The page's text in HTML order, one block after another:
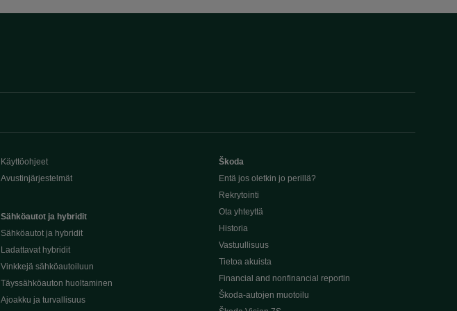
Käyttöohjeet
Avustinjärjestelmät
Sähköautot ja hybridit
Sähköautot ja hybridit
Ladattavat hybridit
Vinkkejä sähköautoiluun
Täyssähköauton huoltaminen
Ajoakku ja turvallisuus
Škoda
Entä jos oletkin jo perillä?
Rekrytointi
Ota yhteyttä
Historia
Vastuullisuus
Tietoa akuista
Financial and nonfinancial reportin
Škoda-autojen muotoilu